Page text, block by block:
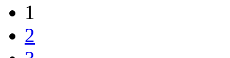
1
2